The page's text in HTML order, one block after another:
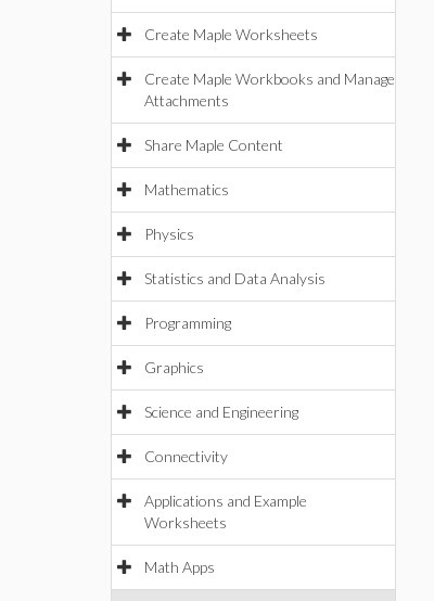
Create Maple Worksheets
Create Maple Workbooks and Manage
Attachments
Share Maple Content
Mathematics
Physics
Statistics and Data Analysis
Programming
Graphics
Science and Engineering
Connectivity
Applications and Example
Worksheets
Math Apps